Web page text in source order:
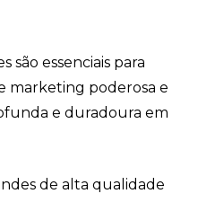
são essenciais para
marketing poderosa e
e duradoura em
de alta qualidade